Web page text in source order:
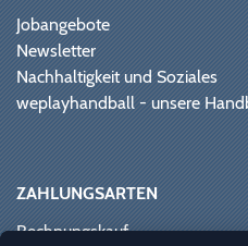
Jobangebote
Newsletter
Nachhaltigkeit und Soziales
weplayhandball - unsere
ZAHLUNGSARTEN
Rechnungskauf